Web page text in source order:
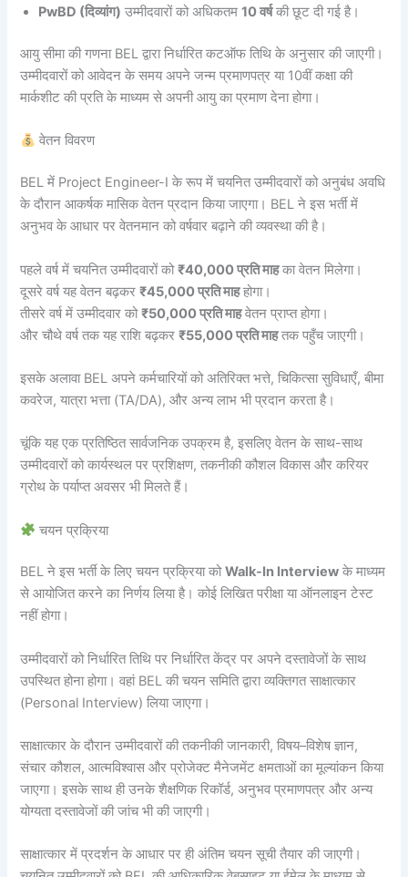
PwBD (दिव्यांग) उम्मीदवारों को अधिकतम10 वर्षकी छूट दी गई है।
आयु सीमा की गणना BEL द्वारा निर्धारित कटऑफ तिथि के अनुसार की जाएगी।
उम्मीदवारों को आवेदन के समय अपने जन्म प्रमाणपत्र या 10वीं कक्षा की
मार्कशीट की प्रति के माध्यम से अपनी आयु का प्रमाण देना होगा।
वेतन विवरण
BEL में Project Engineer-I के रूप में चयनित उम्मीदवारों को अनुबंध अवधि
के दौरान आकर्षक मासिक वेतन प्रदान किया जाएगा। BEL ने इस भर्ती में
अनुभव के आधार पर वेतनमान को वर्षवार बढ़ाने की व्यवस्था की है।
पहले वर्ष में चयनित उम्मीदवारों को₹40,000 प्रति माहका वेतन मिलेगा।
दूसरे वर्ष यह वेतन बढ़कर₹45,000 प्रति माहहोगा।
तीसरे वर्ष में उम्मीदवार को₹50,000 प्रति माहवेतन प्राप्त होगा।
और चौथे वर्ष तक यह राशि बढ़कर₹55,000 प्रति माहतक पहुँच जाएगी।
इसके अलावा BEL अपने कर्मचारियों को अतिरिक्त भत्ते, चिकित्सा सुविधाएँ, बीमा
कवरेज, यात्रा भत्ता (TA/DA), और अन्य लाभ भी प्रदान करता है।
चूंकि यह एक प्रतिष्ठित सार्वजनिक उपक्रम है, इसलिए वेतन के साथ-साथ
उम्मीदवारों को कार्यस्थल पर प्रशिक्षण, तकनीकी कौशल विकास और करियर
ग्रोथ के पर्याप्त अवसर भी मिलते हैं।
चयन प्रक्रिया
BEL ने इस भर्ती के लिए चयन प्रक्रिया कोWalk-In Interview के माध्यम
से आयोजित करने का निर्णय लिया है। कोई लिखित परीक्षा या ऑनलाइन टेस्ट
नहीं होगा।
उम्मीदवारों को निर्धारित तिथि पर निर्धारित केंद्र पर अपने दस्तावेजों के साथ
उपस्थित होना होगा। वहां BEL की चयन समिति द्वारा व्यक्तिगत साक्षात्कार
(Personal Interview) लिया जाएगा।
साक्षात्कार के दौरान उम्मीदवारों की तकनीकी जानकारी, विषय–विशेष ज्ञान,
संचार कौशल, आत्मविश्वास और प्रोजेक्ट मैनेजमेंट क्षमताओं का मूल्यांकन किया
जाएगा। इसके साथ ही उनके शैक्षणिक रिकॉर्ड, अनुभव प्रमाणपत्र और अन्य
योग्यता दस्तावेजों की जांच भी की जाएगी।
साक्षात्कार में प्रदर्शन के आधार पर ही अंतिम चयन सूची तैयार की जाएगी।